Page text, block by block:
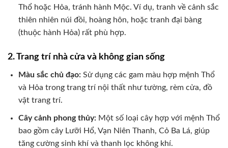
Thổ hoặc Hỏa, tránh hành Mộc. Ví dụ, tranh về cảnh sắc
thiên nhiên núi đồi, hoàng hôn, hoặc tranh đại bàng
(thuộc hành Hỏa) rất phù hợp.
2. Trang trí nhà cửa và không gian sống
Màu sắc chủ đạo:Sử dụng các gam màu hợp mệnh Thổ
và Hỏa trong trang trí nội thất như tường, rèm cửa, đồ
vật trang trí.
Cây cảnh phong thủy:Một số loại cây hợp với mệnh Thổ
bao gồm cây Lưỡi Hổ, Vạn Niên Thanh, Cỏ Ba Lá, giúp
tăng cường sinh khí và thanh lọc không khí.